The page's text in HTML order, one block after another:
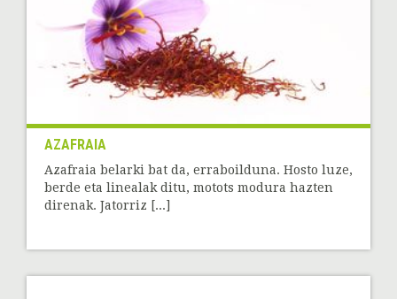
AZAFRAIA
Azafraia belarki bat da, erraboilduna. Hosto luze,
berde eta linealak ditu, motots modura hazten
direnak. Jatorriz [...]